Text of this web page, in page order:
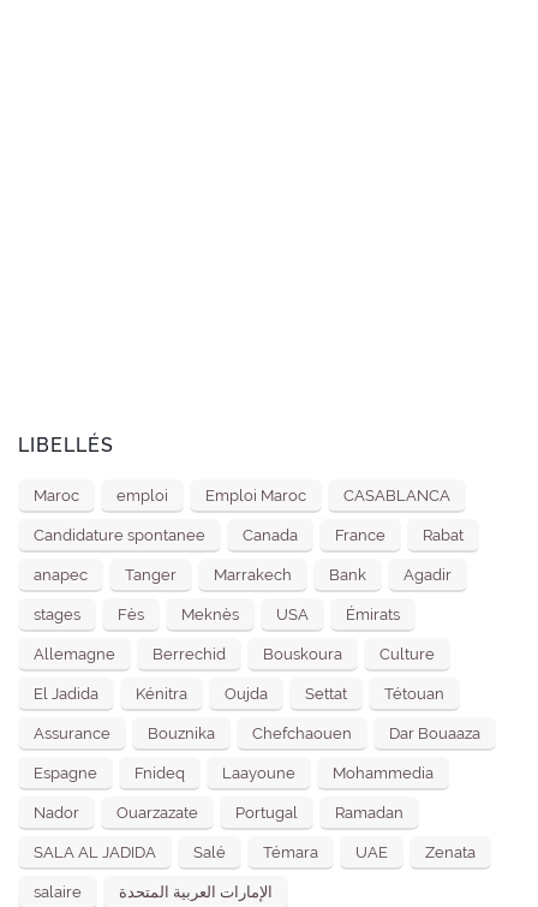
LIBELLÉS
Maroc emploi Emploi Maroc CASABLANCA
Candidature spontanee Canada France Rabat
anapec Tanger Marrakech Bank Agadir
stages Fès Meknès USA Émirats
Allemagne Berrechid Bouskoura Culture
El Jadida Kénitra Oujda Settat Tétouan
Assurance Bouznika Chefchaouen Dar Bouaaza
Espagne Fnideq Laayoune Mohammedia
Nador Ouarzazate Portugal Ramadan
SALA AL JADIDA Salé Témara UAE Zenata
salaire الإمارات العربية المتحدة